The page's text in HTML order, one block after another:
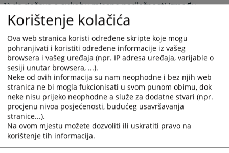
1) da rješava o sukobu mjesne nadležnosti između
osnovnih sudova sa svog područja u skladu sa
zakonom;
2) da odlučuje o prenosu mjesne nadležnosti sa jednog
osnovnog suda na drugi osnovni sud na svom
području;
3) da odlučuje o brisanju osude i prestanku mjera
bezbijednosti i pravnih posljedica osude, na osnovu
sudske odluke;
4) da postupa po molbama za pomilovanje u skladu sa
zakonom;
5) da rješava o priznanju odluka stranih sudova,
Korištenje kolačića
Ova web stranica koristi određene skripte koje mogu
pohranjivati i koristiti određene informacije iz vašeg
browsera i vašeg uređaja (npr. IP adresa uređaja, varijable o
sesiji unutar browsera, ...).
Neke od ovih informacija su nam neophodne i bez njih web
stranica ne bi mogla fukcionisati u svom punom obimu, dok
neke nisu prijeko neophodne a služe za dodatne stvari (npr.
procjenu nivoa posjećenosti, budućeg usavršavanja
stranice...).
Na ovom mjestu možete dozvoliti ili uskratiti pravo na
korištenje tih informacija.